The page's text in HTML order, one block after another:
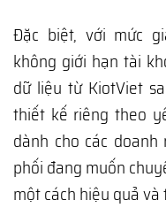
Đặc biệt, với mức
không giới hạn tài
dữ liệu từ KiotViet
thiết kế riêng theo
dành cho các
phối đang muốn
một cách hiệu quả